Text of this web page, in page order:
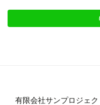
有限会社サンプロジェク